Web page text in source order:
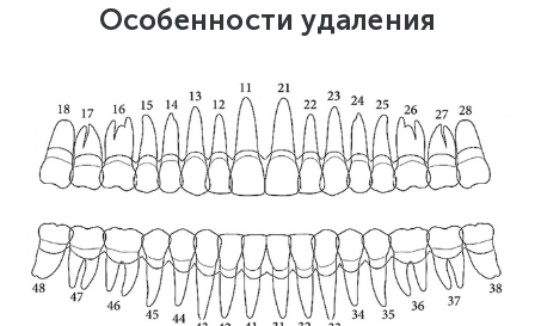
Особенности удаления